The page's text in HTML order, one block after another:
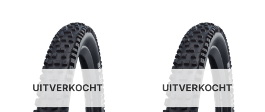
UITVERKOCHT UITVERKOCHT